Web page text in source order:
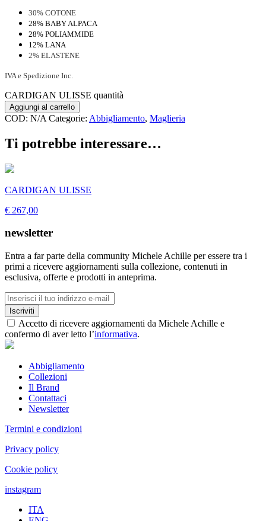
30% COTONE
28% BABY ALPACA
28% POLIAMMIDE
12% LANA
2% ELASTENE
IVA e Spedizione Inc.
CARDIGAN ULISSE quantità
Aggiungi al carrello
COD: N/A Categorie: Abbigliamento, Maglieria
Ti potrebbe interessare…
CARDIGAN ULISSE
€ 267,00
newsletter
Entra a far parte della community Michele Achille per essere tra i
primi a ricevere aggiornamenti sulla collezione, contenuti in
esclusiva, offerte e prodotti in anteprima.
Iscriviti
Accetto di ricevere aggiornamenti da Michele Achille e
confermo di aver letto l’informativa.
Abbigliamento
Collezioni
Il Brand
Contattaci
Newsletter
Termini e condizioni
Privacy policy
Cookie policy
instagram
ITA